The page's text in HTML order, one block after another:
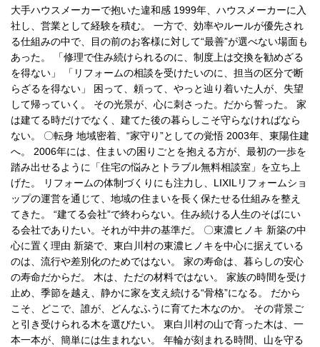
大手ハウスメーカーで抱いた違和感 1999年、ハウスメーカーに入
社し、営業として経験を積む。 一方で、効率やルールが優先され
る仕組みの中で、目の前のお客様に対して“最善”が選べない場面も
あった。 「修理で住み続けられるのに、制度上は交換を勧めざる
を得ない」 「リフォームの相談を受けたいのに、担当の区分で断
らざるを得ない」 困って、頼って、やっと辿り着いた人が、失望
して帰っていく。 その光景が、心に刺さった。だから誓った。 家
は建てる時だけでなく、建てた後の暮らしこそ守らなければなら
ない。 〇転身 地域密着、“家守り”としての覚悟 2003年、東陽住建
へ。 2006年には、住まいの困りごとを抱える方が、最初の一歩を
踏み出せるように「住宅の悩みとトラブル無料相談室」を立ち上
げた。 リフォームの体制づくりにも注力し、LIXILリフォームショ
ップの運営を通じて、地域の住まいを長く保たせる仕組みを整え
てきた。 “建てる会社”で終わらない。住み続ける人生のそばにい
る会社でありたい。それが中井の基準だ。 〇東濃ヒノキ 新築の中
心に置く理由 新築で、東白川村の東濃ヒノキを中心に据えている
のは、流行や差別化のためではない。 家の寿命は、暮らしの安心
の寿命だからだ。 木は、ただの材料ではない。 家族の時間を受け
止め、季節を越え、静かに家を支え続ける“骨格”になる。 だから
こそ、どこで、誰が、どんなふうに育てた木なのか。 その背景ご
と引き受けられる木を選びたい。 東白川村の山で育った木は、一
本一本が、簡単には生まれない。 年輪が刻まれる時間、山を守る